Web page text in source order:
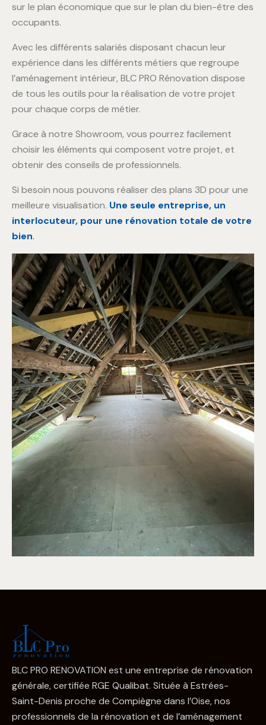
sur le plan économique que sur le plan du bien-être des
occupants.
Avec les différents salariés disposant chacun leur
expérience dans les différents métiers que regroupe
l’aménagement intérieur, BLC PRO Rénovation dispose
de tous les outils pour la réalisation de votre projet
pour chaque corps de métier.
Grace à notre Showroom, vous pourrez facilement
choisir les éléments qui composent votre projet, et
obtenir des conseils de professionnels.
Si besoin nous pouvons réaliser des plans 3D pour une
meilleure visualisation. Une seule entreprise, un
interlocuteur, pour une rénovation totale de votre
bien.
BLC PRO RENOVATION est une entreprise de rénovation
générale, certifiée RGE Qualibat. Située à Estrées-
Saint-Denis proche de Compiègne dans l’Oise, nos
professionnels de la rénovation et de l’aménagement